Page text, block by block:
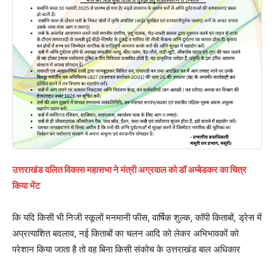
उत्तराखंड दलित विकास महासभा ने मंत्री अग्रवाल को डॉ अम्बेडकर का चित्र
किया भेंट
कि यदि किसी भी निजी स्कूलों मनमानी फीस, वार्षिक शुल्क, कॉपी किताबों, ड्रेस में
अप्रत्याशित बदलाव, नई किताबों का चलन आदि को लेकर अभिभावकों को
परेशान किया जाता है तो वह बिना किसी संकोच के उत्तराखंड बाल अधिकार